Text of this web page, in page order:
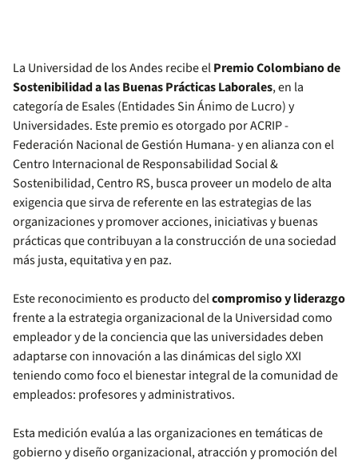
La Universidad de los Andes recibe elPremio Colombiano de
Sostenibilidad a las Buenas Prácticas Laborales, en la
categoría de Esales (Entidades Sin Ánimo de Lucro) y
Universidades. Este premio es otorgado por ACRIP -
Federación Nacional de Gestión Humana- y en alianza con el
Centro Internacional de Responsabilidad Social &
Sostenibilidad, Centro RS, busca proveer un modelo de alta
exigencia que sirva de referente en las estrategias de las
organizaciones y promover acciones, iniciativas y buenas
prácticas que contribuyan a la construcción de una sociedad
más justa, equitativa y en paz.
Este reconocimiento es producto delcompromiso y liderazgo
frente a la estrategia organizacional de la Universidad como
empleador y de la conciencia que las universidades deben
adaptarse con innovación a las dinámicas del siglo XXI
teniendo como foco el bienestar integral de la comunidad de
empleados: profesores y administrativos.
Esta medición evalúa a las organizaciones en temáticas de
gobierno y diseño organizacional, atracción y promoción del